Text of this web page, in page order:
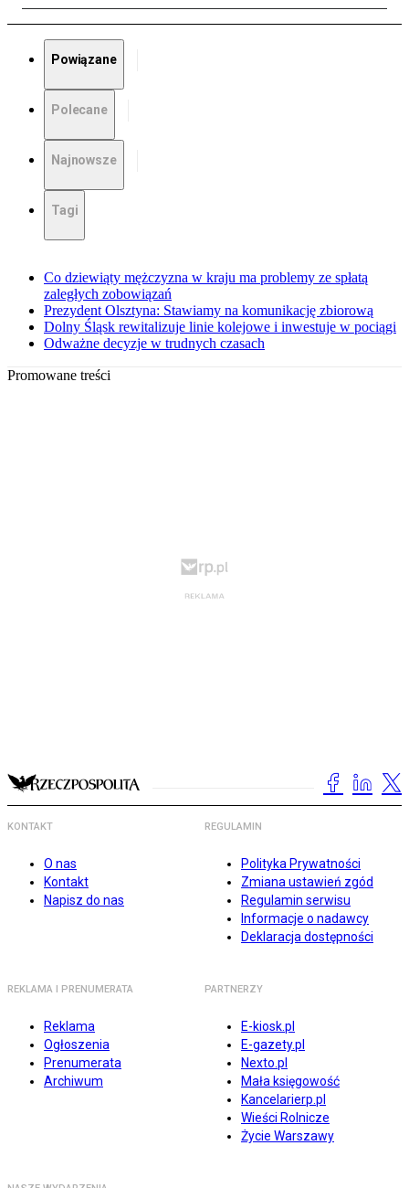
Powiązane
Polecane
Najnowsze
Tagi
Co dziewiąty mężczyzna w kraju ma problemy ze spłatą
zaległych zobowiązań
Prezydent Olsztyna: Stawiamy na komunikację zbiorową
Dolny Śląsk rewitalizuje linie kolejowe i inwestuje w pociągi
Odważne decyzje w trudnych czasach
Promowane treści
KONTAKT
O nas
Kontakt
Napisz do nas
REGULAMIN
Polityka Prywatności
Zmiana ustawień zgód
Regulamin serwisu
Informacje o nadawcy
Deklaracja dostępności
REKLAMA I PRENUMERATA
Reklama
Ogłoszenia
Prenumerata
Archiwum
PARTNERZY
E-kiosk.pl
E-gazety.pl
Nexto.pl
Mała księgowość
Kancelarierp.pl
Wieści Rolnicze
Życie Warszawy